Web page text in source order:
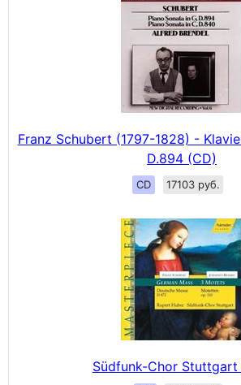
Franz Schubert (1797-1828) -
D.894 (CD)
CD 17103 руб.
Südfunk-Chor Stuttgart